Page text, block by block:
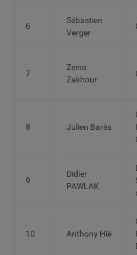
6
Sébastien
Verger
7
Zeina
Zakhour
8 Julien Barès
9
Didier
PAWLAK
10 Anthony Hié